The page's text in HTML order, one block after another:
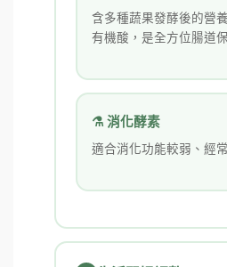
含多種蔬果發酵後的營
有機酸，是全方位腸道
⚗️ 消化酵素
適合消化功能較弱、經